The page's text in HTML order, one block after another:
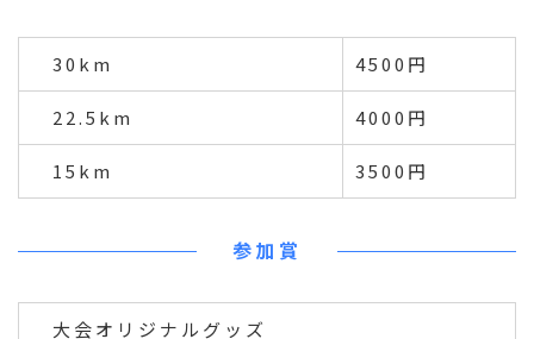
30km 4500円
22.5km 4000円
15km 3500円
参加賞
大会オリジナルグッズ